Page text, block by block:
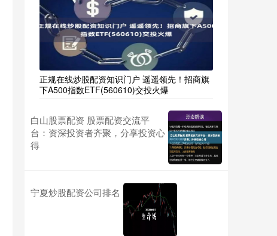
正规在线炒股配资知识门户 遥遥领先！招商旗
下A500指数ETF(560610)交投火爆
白山股票配资 股票配资交流平
台：资深投资者齐聚，分享投资心
得
宁夏炒股配资公司排名